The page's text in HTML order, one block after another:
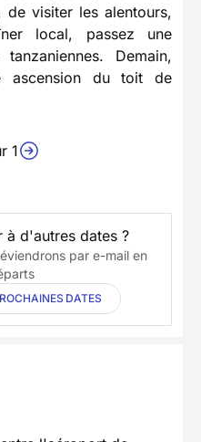
de visiter les alentours,
local, passez une
Demain,
ascension du toit de
1
à d'autres dates ?
par e-mail en
DATES